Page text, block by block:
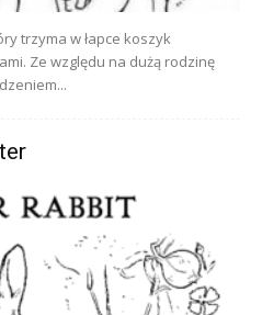
trzyma w łapce koszyk
Ze względu na dużą rodzinę